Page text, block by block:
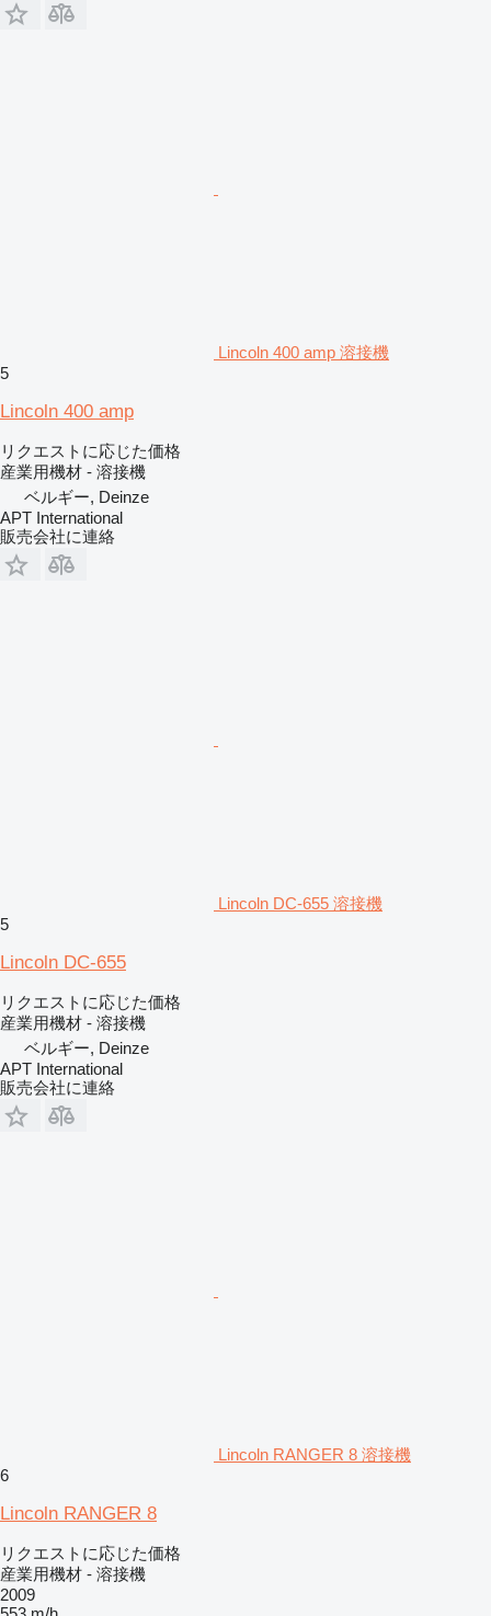
Lincoln 400 amp 溶接機
5
Lincoln 400 amp
リクエストに応じた価格
産業用機材 - 溶接機
ベルギー, Deinze
APT International
販売会社に連絡
Lincoln DC-655 溶接機
5
Lincoln DC-655
リクエストに応じた価格
産業用機材 - 溶接機
ベルギー, Deinze
APT International
販売会社に連絡
Lincoln RANGER 8 溶接機
6
Lincoln RANGER 8
リクエストに応じた価格
産業用機材 - 溶接機
2009